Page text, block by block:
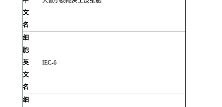
文
名
细
胞
英
文
名
IEC-6
细